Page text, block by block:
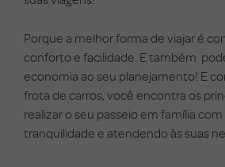
Porque a melhor forma de viajar é
conforto e facilidade. E também
economia ao seu planejamento! E
frota de carros, você encontra os
realizar o seu passeio em família
tranquilidade e atendendo àssuas